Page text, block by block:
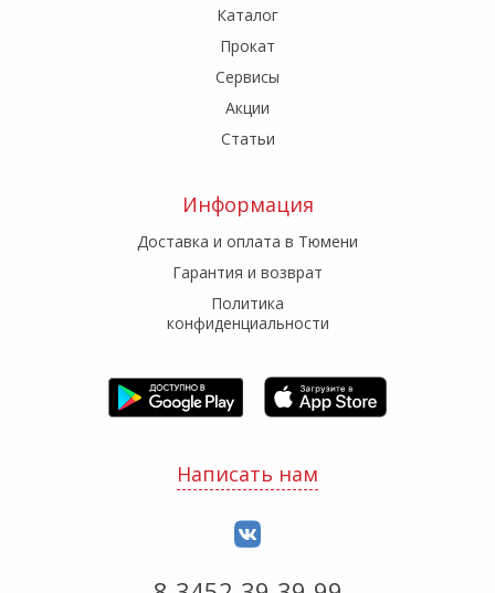
Каталог
Прокат
Сервисы
Акции
Статьи
Информация
Доставка и оплата в Тюмени
Гарантия и возврат
Политика
конфиденциальности
Написать нам